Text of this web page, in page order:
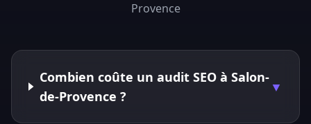
Provence
Combien coûte un audit SEO à Salon-
de-Provence ?
▼